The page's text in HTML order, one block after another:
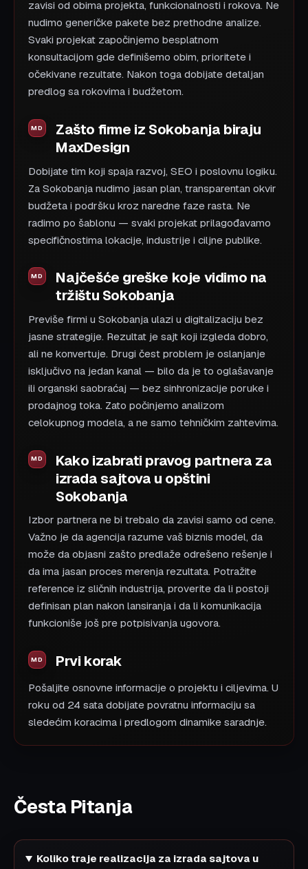
zavisi od obima projekta, funkcionalnosti i rokova. Ne
nudimo generičke pakete bez prethodne analize.
Svaki projekat započinjemo besplatnom
konsultacijom gde definišemo obim, prioritete i
očekivane rezultate. Nakon toga dobijate detaljan
predlog sa rokovima i budžetom.
Zašto firme iz Sokobanja biraju
MaxDesign
Dobijate tim koji spaja razvoj, SEO i poslovnu logiku.
Za Sokobanja nudimo jasan plan, transparentan okvir
budžeta i podršku kroz naredne faze rasta. Ne
radimo po šablonu — svaki projekat prilagođavamo
specifičnostima lokacije, industrije i ciljne publike.
Najčešće greške koje vidimo na
tržištu Sokobanja
Previše firmi u Sokobanja ulazi u digitalizaciju bez
jasne strategije. Rezultat je sajt koji izgleda dobro,
ali ne konvertuje. Drugi čest problem je oslanjanje
isključivo na jedan kanal — bilo da je to oglašavanje
ili organski saobraćaj — bez sinhronizacije poruke i
prodajnog toka. Zato počinjemo analizom
celokupnog modela, a ne samo tehničkim zahtevima.
Kako izabrati pravog partnera za
izrada sajtova u opštini
Sokobanja
Izbor partnera ne bi trebalo da zavisi samo od cene.
Važno je da agencija razume vaš biznis model, da
može da objasni zašto predlaže odrešeno rešenje i
da ima jasan proces merenja rezultata. Potražite
reference iz sličnih industrija, proverite da li postoji
definisan plan nakon lansiranja i da li komunikacija
funkcioniše još pre potpisivanja ugovora.
Prvi korak
Pošaljite osnovne informacije o projektu i ciljevima. U
roku od 24 sata dobijate povratnu informaciju sa
sledećim koracima i predlogom dinamike saradnje.
Česta Pitanja
Koliko traje realizacija za izrada sajtova u